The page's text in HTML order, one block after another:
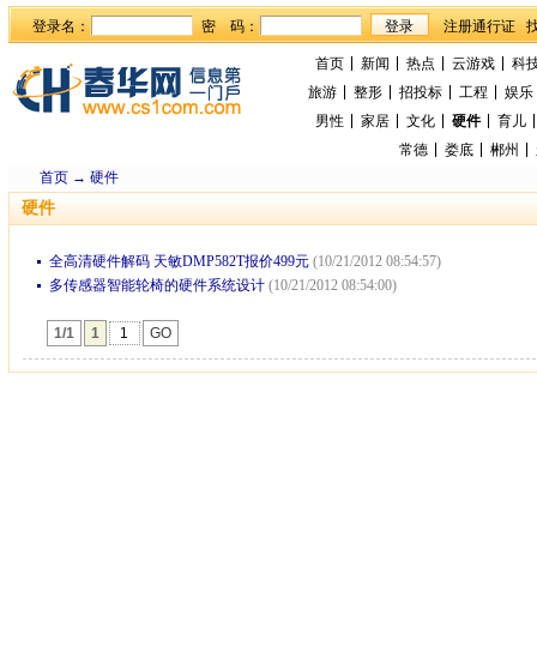
登录名： 密 码：
首页 新闻 热点 云游戏
科
旅游
整形 招投标 工程
娱乐
男性
家居 文化 硬件
育儿
常德
娄底 郴州
首页→ 硬件
硬件
全高清硬件解码 天敏DMP582T报价499元 (10/21/2012 08:54:57)
多传感器智能轮椅的硬件系统设计 (10/21/2012 08:54:00)
1/1 1 GO